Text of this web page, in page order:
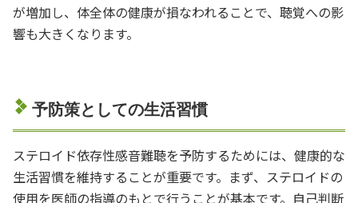
が増加し、体全体の健康が損なわれることで、聴覚への影
響も大きくなります。
予防策としての生活習慣
ステロイド依存性感音難聴を予防するためには、健康的な
生活習慣を維持することが重要です。まず、ステロイドの
使用を医師の指導のもとで行うことが基本です。自己判断